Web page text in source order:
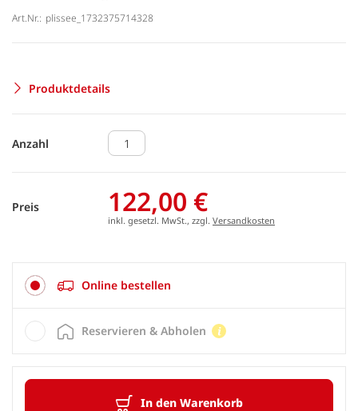
Art.Nr.: plissee_1732375714328
Produktdetails
Anzahl
Preis 122,00 €
inkl. gesetzl. MwSt., zzgl. Versandkosten
Online bestellen
In den Warenkorb
Reservieren & Abholen